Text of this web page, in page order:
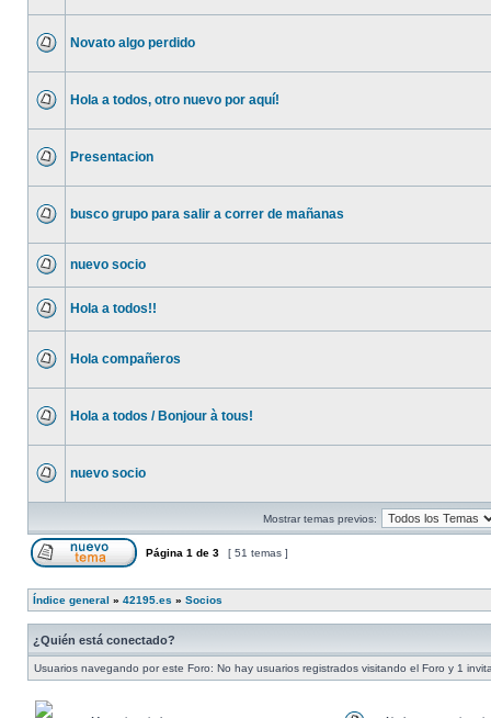
Novato algo perdido
Hola a todos, otro nuevo por aquí!
Presentacion
busco grupo para salir a correr de mañanas
nuevo socio
Hola a todos!!
Hola compañeros
Hola a todos / Bonjour à tous!
nuevo socio
Mostrar temas previos:
Página 1 de 3 [ 51 temas ]
Índice general » 42195.es » Socios
¿Quién está conectado?
Usuarios navegando por este Foro: No hay usuarios registrados visitando el Foro y 1